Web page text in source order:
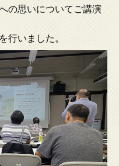
の思いについてご講演
行いました。